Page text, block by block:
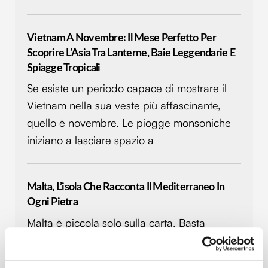
Vietnam A Novembre: Il Mese Perfetto Per
Scoprire L’Asia Tra Lanterne, Baie Leggendarie E
Spiagge Tropicali
Se esiste un periodo capace di mostrare il
Vietnam nella sua veste più affascinante,
quello è novembre. Le piogge monsoniche
iniziano a lasciare spazio a
Malta, L’isola Che Racconta Il Mediterraneo In
Ogni Pietra
Malta è piccola solo sulla carta. Basta
arrivare sull’isola per capire che questo
arcipelago al centro del Mediterraneo ha